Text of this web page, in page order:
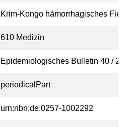
Krim-Kongo hämorrhagisches
610 Medizin
Epidemiologisches Bulletin 40 /
periodicalPart
urn:nbn:de:0257-1002292